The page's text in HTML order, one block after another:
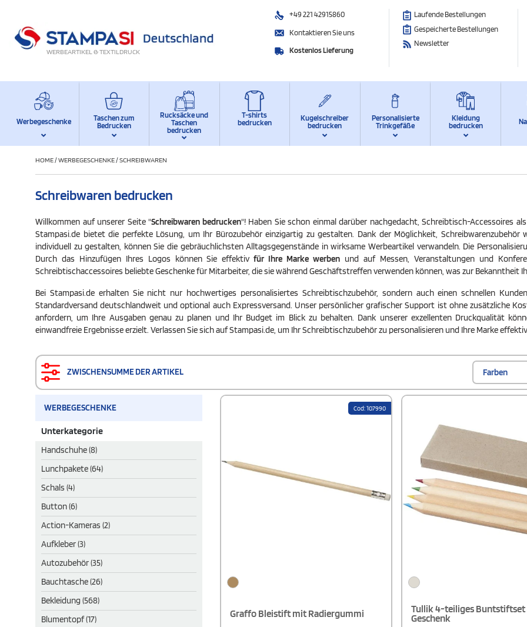
WERBEARTIKEL & TEXTILDRUCK
+49 221 42915860
Kontaktieren Sie uns
Kostenlos Lieferung
Laufende Bestellungen
Gespeicherte Bestellungen
Newsletter
Werbegeschenke
Taschen zum
Bedrucken
Rucksäcke und
Taschen
bedrucken
T-shirts
bedrucken
Kugelschreiber
bedrucken
Personalisierte
Trinkgefäße
Kleidung
bedrucken
HOME/WERBEGESCHENKE/SCHREIBWAREN
Schreibwaren bedrucken
Willkommen auf unserer Seite "Schreibwaren bedrucken"! Haben Sie schon einmal darüber nachgedacht, Schreibtisch-Accessoires
Stampasi.de bietet die perfekte Lösung, um Ihr Bürozubehör einzigartig zu gestalten. Dank der Möglichkeit, Schreibwarenzubehör
individuell zu gestalten, können Sie die gebräuchlichsten Alltagsgegenstände in wirksame Werbeartikel verwandeln. Die
Durch das Hinzufügen Ihres Logos können Sie effektiv für Ihre Marke werben und auf Messen, Veranstaltungen und
Schreibtischaccessoires beliebte Geschenke für Mitarbeiter, die sie während Geschäftstreffen verwenden können, was zur Bekanntheit
Bei Stampasi.de erhalten Sie nicht nur hochwertiges personalisiertes Schreibtischzubehör, sondern auch einen schnellen
Standardversand deutschlandweit und optional auch Expressversand. Unser persönlicher grafischer Support ist ohne zusätzliche
anfordern, um Ihre Ausgaben genau zu planen und Ihr Budget im Blick zu behalten. Dank unserer exzellenten Druckqualität
einwandfreie Ergebnisse erzielt. Verlassen Sie sich auf Stampasi.de, um Ihr Schreibtischzubehör zu personalisieren und Ihre Marke
ZWISCHENSUMME DER ARTIKEL Farben
WERBEGESCHENKE
Unterkategorie
Handschuhe (8)
Lunchpakete (64)
Schals (4)
Button (6)
Action-Kameras (2)
Aufkleber (3)
Autozubehör (35)
Bauchtasche (26)
Bekleidung (568)
Blumentopf (17)
Cod: 107990
Graffo Bleistift mit Radiergummi
Tullik 4-teiliges Buntstiftset
Geschenk